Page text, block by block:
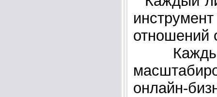
отношений
онлайн-